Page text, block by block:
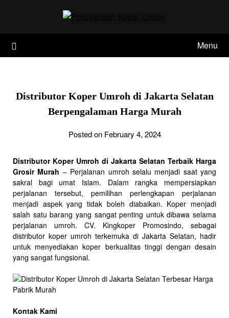
Menu
Distributor Koper Umroh di Jakarta Selatan
Berpengalaman Harga Murah
Posted on February 4, 2024
Distributor Koper Umroh di Jakarta Selatan Terbaik Harga
Grosir Murah – Perjalanan umroh selalu menjadi saat yang
sakral bagi umat Islam. Dalam rangka mempersiapkan
perjalanan tersebut, pemilihan perlengkapan perjalanan
menjadi aspek yang tidak boleh diabaikan. Koper menjadi
salah satu barang yang sangat penting untuk dibawa selama
perjalanan umroh. CV. Kingkoper Promosindo, sebagai
distributor koper umroh terkemuka di Jakarta Selatan, hadir
untuk menyediakan koper berkualitas tinggi dengan desain
yang sangat fungsional.
Kontak Kami